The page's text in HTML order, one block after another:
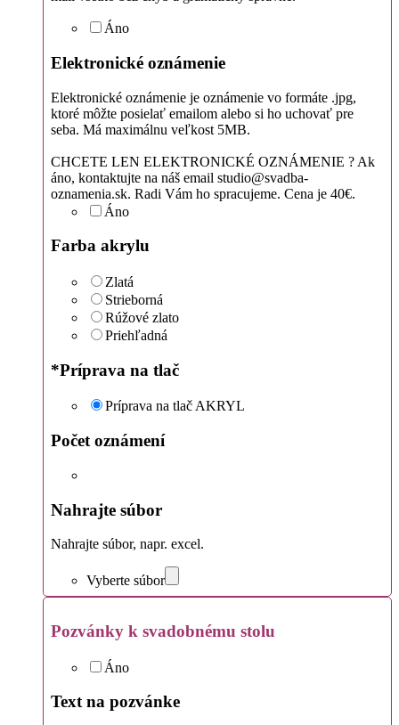
Áno
Elektronické oznámenie
Elektronické oznámenie je oznámenie vo formáte .jpg,
ktoré môžte posielať emailom alebo si ho uchovať pre
seba. Má maximálnu veľkost 5MB.
CHCETE LEN ELEKTRONICKÉ OZNÁMENIE ? Ak
áno, kontaktujte na náš email studio@svadba-
oznamenia.sk. Radi Vám ho spracujeme. Cena je 40€.
Áno
Farba akrylu
Zlatá
Strieborná
Rúžové zlato
Priehľadná
*Príprava na tlač
Príprava na tlač AKRYL
Počet oznámení
Nahrajte súbor
Nahrajte súbor, napr. excel.
Vyberte súbor
Pozvánky k svadobnému stolu
Áno
Text na pozvánke